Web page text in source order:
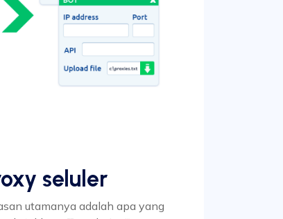
seluler
utamanya adalah apa yang